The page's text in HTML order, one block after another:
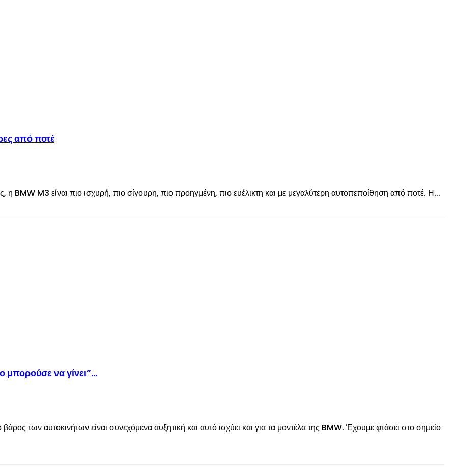
από ποτέ
η BMW M3 είναι πιο ισχυρή, πιο σίγουρη, πιο προηγμένη, πιο ευέλικτη και με μεγαλύτερη αυτοπεποίθηση από ποτέ. Η...
μπορούσε να γίνει”…
των αυτοκινήτων είναι συνεχόμενα αυξητική και αυτό ισχύει και για τα μοντέλα της BMW. Έχουμε φτάσει στο σημείο